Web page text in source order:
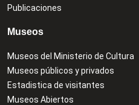
Publicaciones
Museos
Museos del Ministerio de Cultura
Museos públicos y privados
Estadistica de visitantes
Museos Abiertos